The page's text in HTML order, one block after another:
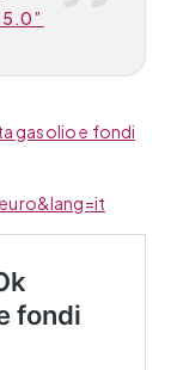
gasolio e fondi